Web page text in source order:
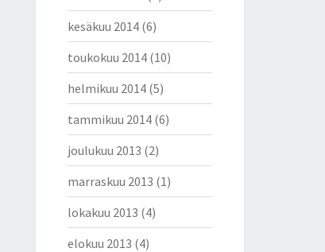
kesäkuu 2014(6)
toukokuu 2014(10)
helmikuu 2014(5)
tammikuu 2014(6)
joulukuu 2013 (2)
marraskuu 2013 (1)
lokakuu 2013 (4)
elokuu 2013 (4)